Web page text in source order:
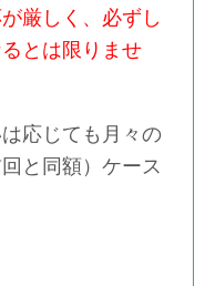
厳しく、必ずし
とは限りませ
応じても月々の
と同額）ケース